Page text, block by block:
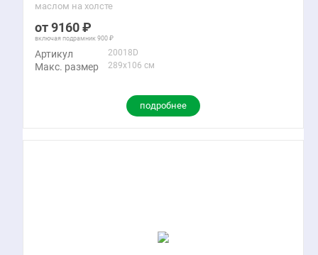
маслом на холсте
9160
включая подрамник 900
Артикул 20018D
Макс. размер 289x106 см
подробнее